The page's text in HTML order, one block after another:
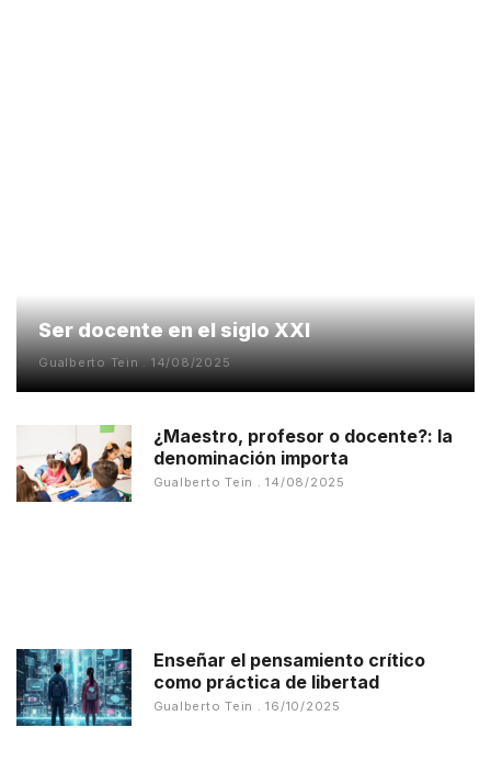
Ser docente en el siglo XXI
Gualberto Tein 14/08/2025
¿Maestro, profesor o docente?: la
denominación importa
Gualberto Tein 14/08/2025
Enseñar el pensamiento crítico
como práctica de libertad
Gualberto Tein 16/10/2025